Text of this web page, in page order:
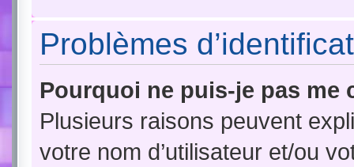
Problèmes
Pourquoi ne puis-je pas me
Plusieurs raisons peuvent
votre nom d’utilisateur et/ou